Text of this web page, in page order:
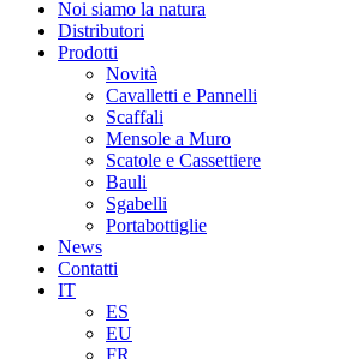
Noi siamo la natura
Distributori
Prodotti
Novità
Cavalletti e Pannelli
Scaffali
Mensole a Muro
Scatole e Cassettiere
Bauli
Sgabelli
Portabottiglie
News
Contatti
IT
ES
EU